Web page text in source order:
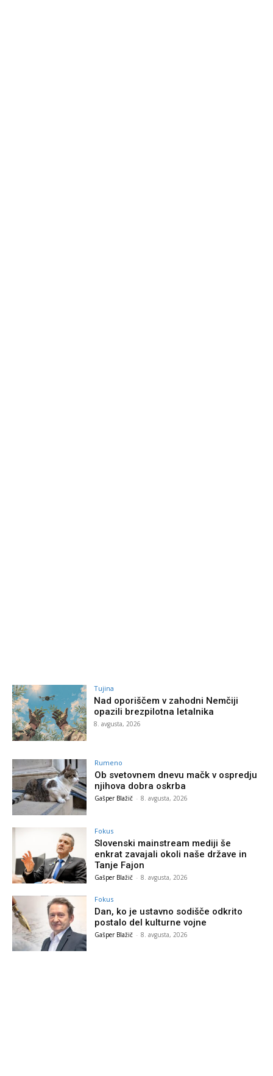
Tujina
Nad oporiščem v zahodni Nemčiji
opazili brezpilotna letalnika
8. avgusta, 2026
Rumeno
Ob svetovnem dnevu mačk v ospredju
njihova dobra oskrba
Gašper Blažič - 8. avgusta, 2026
Fokus
Slovenski mainstream mediji še
enkrat zavajali okoli naše države in
Tanje Fajon
Gašper Blažič - 8. avgusta, 2026
Fokus
Dan, ko je ustavno sodišče odkrito
postalo del kulturne vojne
Gašper Blažič - 8. avgusta, 2026